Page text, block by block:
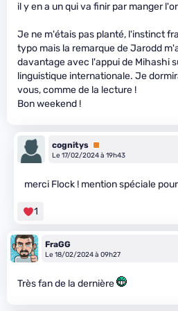
il y en a un qui va finir par manger
Je ne m'étais pas planté, l'instinct
typo mais la remarque de Jarodd
davantage avec l'appui de Mihashi
linguistique internationale. Je
vous, comme de la lecture !
Bon weekend !
cognitys Premium
Le 17/02/2024 à 19h43
merci Flock ! mention spéciale
1
FraGG
Le 18/02/2024 à 09h27
Très fan de la dernière